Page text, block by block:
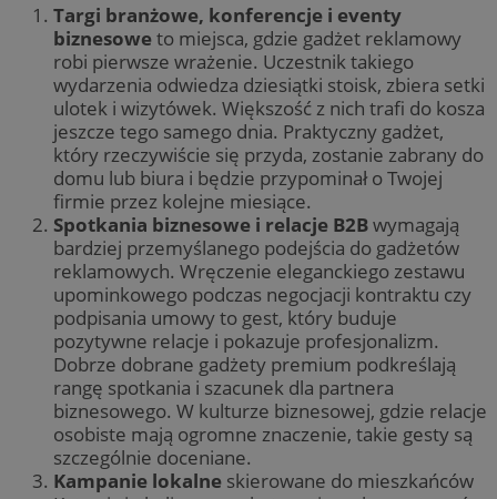
Targi branżowe, konferencje i eventy
biznesoweto miejsca, gdzie gadżet reklamowy
robi pierwsze wrażenie. Uczestnik takiego
wydarzenia odwiedza dziesiątki stoisk, zbiera setki
ulotek i wizytówek. Większość z nich trafi do kosza
jeszcze tego samego dnia. Praktyczny gadżet,
który rzeczywiście się przyda, zostanie zabrany do
domu lub biura i będzie przypominał o Twojej
firmie przez kolejne miesiące.
Spotkania biznesowe i relacje B2Bwymagają
bardziej przemyślanego podejścia do gadżetów
reklamowych. Wręczenie eleganckiego zestawu
upominkowego podczas negocjacji kontraktu czy
podpisania umowy to gest, który buduje
pozytywne relacje i pokazuje profesjonalizm.
Dobrze dobrane gadżety premium podkreślają
rangę spotkania i szacunek dla partnera
biznesowego. W kulturze biznesowej, gdzie relacje
osobiste mają ogromne znaczenie, takie gesty są
szczególnie doceniane.
Kampanie lokalne skierowane do mieszkańców